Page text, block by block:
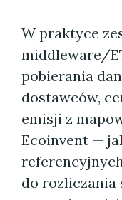
W praktyce
middleware/
pobierania
dostawców,
emisji z
Ecoinvent —
do rozliczania